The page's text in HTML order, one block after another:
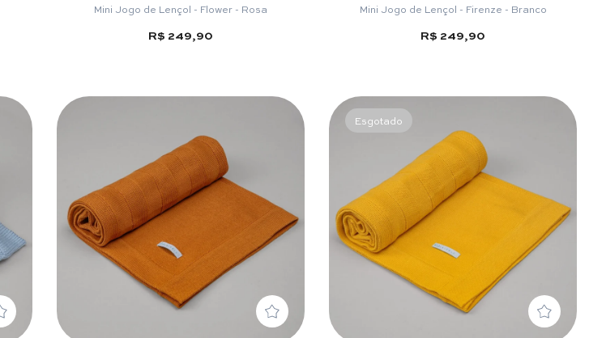
Mini Jogo de Lençol - Flower - Rosa
R$ 249,90
Mini Jogo de Lençol - Firenze - Branco
R$ 249,90
Esgotado